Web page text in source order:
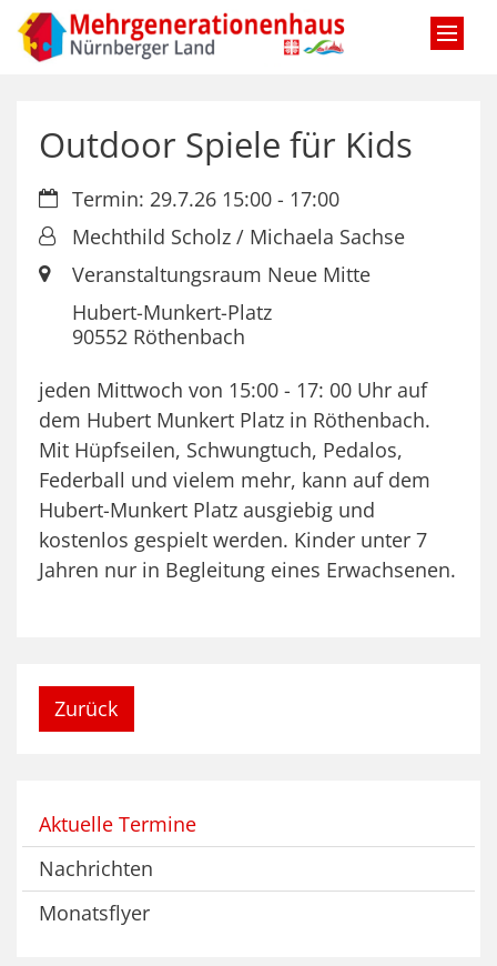
Zum Inhalt springen
Outdoor Spiele für Kids
Datum:Termin: 29.7.26 15:00 - 17:00
Von:Mechthild Scholz / Michaela Sachse
Ort:Veranstaltungsraum Neue Mitte
Hubert-Munkert-Platz
90552 Röthenbach
jeden Mittwoch von 15:00 - 17: 00 Uhr auf
dem Hubert Munkert Platz in Röthenbach.
Mit Hüpfseilen, Schwungtuch, Pedalos,
Federball und vielem mehr, kann auf dem
Hubert-Munkert Platz ausgiebig und
kostenlos gespielt werden. Kinder unter 7
Jahren nur in Begleitung eines Erwachsenen.
Zurück
Aktuelle Termine
Nachrichten
Monatsflyer